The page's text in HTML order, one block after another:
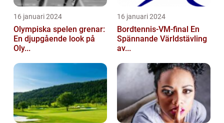
16 januari 2024
Olympiska spelen grenar:
En djupgående look på
Oly...
16 januari 2024
Bordtennis-VM-final En
Spännande Världstävling
av...